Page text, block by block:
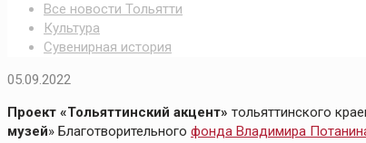
Все новости Тольятти
Культура
Сувенирная история
05.09.2022
Проект «Тольяттинский акцент» тольяттинского
музей» Благотворительного фонда Владимира